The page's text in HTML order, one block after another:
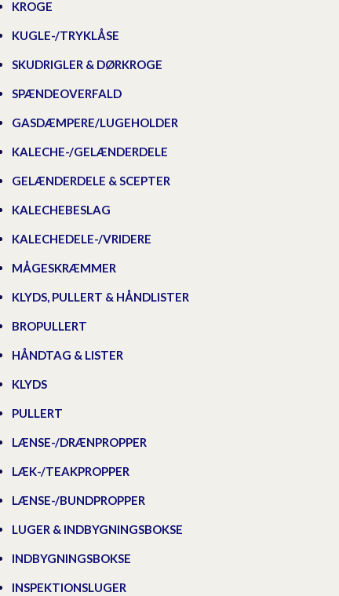
KROGE
KUGLE-/TRYKLÅSE
SKUDRIGLER & DØRKROGE
SPÆNDEOVERFALD
GASDÆMPERE/LUGEHOLDER
KALECHE-/GELÆNDERDELE
GELÆNDERDELE & SCEPTER
KALECHEBESLAG
KALECHEDELE-/VRIDERE
MÅGESKRÆMMER
KLYDS, PULLERT & HÅNDLISTER
BROPULLERT
HÅNDTAG & LISTER
KLYDS
PULLERT
LÆNSE-/DRÆNPROPPER
LÆK-/TEAKPROPPER
LÆNSE-/BUNDPROPPER
LUGER & INDBYGNINGSBOKSE
INDBYGNINGSBOKSE
INSPEKTIONSLUGER